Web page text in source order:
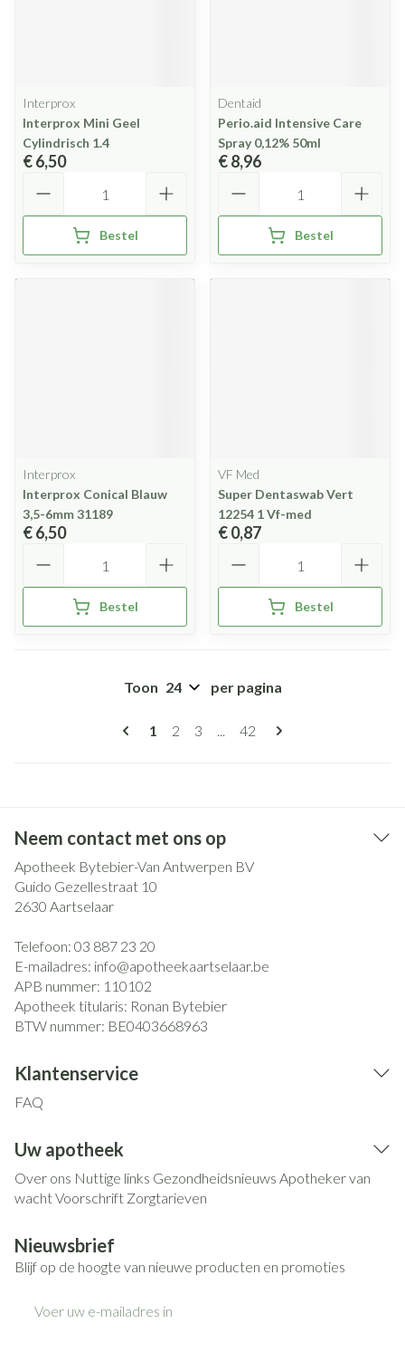
Interprox
Interprox Mini Geel
Cylindrisch 1.4
€ 6,50
Bestel
Dentaid
Perio.aid Intensive Care
Spray 0,12% 50ml
€ 8,96
Bestel
Interprox
Interprox Conical Blauw
3,5-6mm 31189
€ 6,50
Bestel
VF Med
Super Dentaswab Vert
12254 1 Vf-med
€ 0,87
Bestel
Pagina's
U lees momenteel pagina
1 Pagina
2 Pagina
3 ... Pagina
42
Toon per pagina
Neem contact met ons op
Apotheek Bytebier-Van Antwerpen BV
Guido Gezellestraat 10
2630 Aartselaar
Telefoon: 03 887 23 20
E-mailadres: info@apotheekaartselaar.be
APB nummer: 110102
Apotheek titularis: Ronan Bytebier
BTW nummer: BE0403668963
Klantenservice
FAQ
Uw apotheek
Over ons Nuttige links Gezondheidsnieuws Apotheker van
wachtVoorschrift Zorgtarieven
Nieuwsbrief
Blijf op de hoogte van nieuwe producten en promoties